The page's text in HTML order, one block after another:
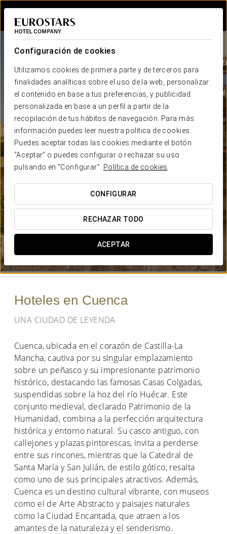
Configuración de cookies
Utilizamos cookies de primera parte y de terceros para
finalidades analíticas sobre el uso de la web, personalizar
el contenido en base a tus preferencias, y publicidad
personalizada en base a un perfil a partir de la
recopilación de tus hábitos de navegación. Para más
información puedes leer nuestra política de cookies.
Puedes aceptar todas las cookies mediante el botón
“Aceptar” o puedes configurar o rechazar su uso
pulsando en “Configurar”.
Política de cookies
CONFIGURAR
RECHAZAR TODO
ACEPTAR
Hoteles en Cuenca
UNA CIUDAD DE LEYENDA
Cuenca, ubicada en el corazón de Castilla-La
Mancha, cautiva por su singular emplazamiento
sobre un peñasco y su impresionante patrimonio
histórico, destacando las famosas Casas Colgadas,
suspendidas sobre la hoz del río Huécar. Este
conjunto medieval, declarado Patrimonio de la
Humanidad, combina a la perfección arquitectura
histórica y entorno natural. Su casco antiguo, con
callejones y plazas pintorescas, invita a perderse
entre sus rincones, mientras que la Catedral de
Santa María y San Julián, de estilo gótico, resalta
como uno de sus principales atractivos. Además,
Cuenca es un destino cultural vibrante, con museos
como el de Arte Abstracto y paisajes naturales
como la Ciudad Encantada, que atraen a los
amantes de la naturaleza y el senderismo.